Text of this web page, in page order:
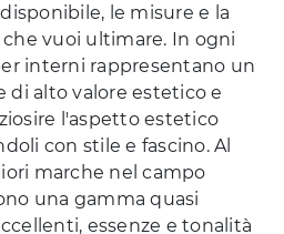
le misure e la
vuoi ultimare. In ogni
interni rappresentano un
alto valore estetico e
l'aspetto estetico
con stile e fascino. Al
marche nel campo
una gamma quasi
essenze e tonalità